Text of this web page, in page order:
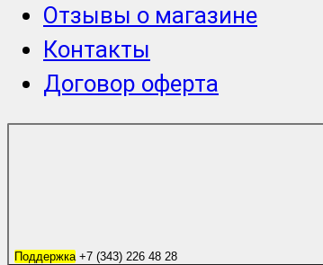
Отзывы о магазине
Контакты
Договор оферта
Поддержка+7 (343) 226 48 28